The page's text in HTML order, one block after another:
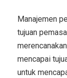
Manajemen
tujuan
mencapai
untuk